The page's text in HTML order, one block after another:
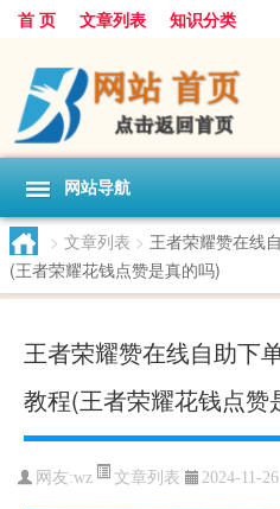
首 页 文章列表 知识分类
网站导航
> 文章列表 > 王者荣耀赞在线
(王者荣耀花钱点赞是真的吗)
王者荣耀赞在线自助下
教程(王者荣耀花钱点赞
网友:wz 文章列表 2024-11-